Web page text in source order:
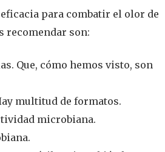
para combatir el olor de
recomendar son:
Que, cómo hemos visto, son
multitud de formatos.
microbiana.